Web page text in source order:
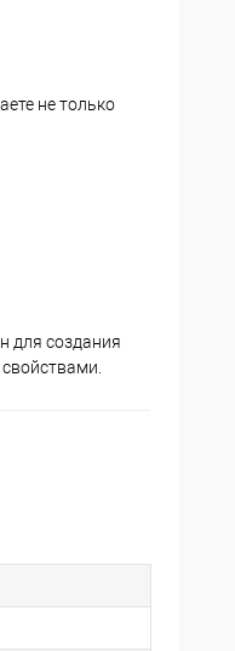
не только
для создания